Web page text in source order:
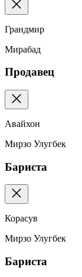
Грандмир
Мирабад
Продавец
Авайхон
Мирзо Улугбек
Бариста
Корасув
Мирзо Улугбек
Бариста